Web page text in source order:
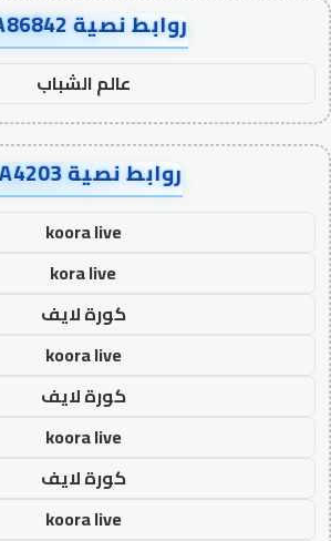
روابط نصية AA86842
عالم الشباب
روابط نصية AA4203
koora live
kora live
كورة لايف
koora live
كورة لايف
koora live
كورة لايف
koora live